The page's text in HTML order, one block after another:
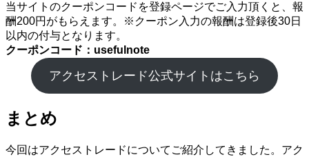
当サイトのクーポンコードを登録ページでご入力頂くと、報
酬200円がもらえます。※クーポン入力の報酬は登録後30日
以内の付与となります。
クーポンコード：usefulnote
アクセストレード公式サイトはこちら
まとめ
今回はアクセストレードについてご紹介してきました。アク